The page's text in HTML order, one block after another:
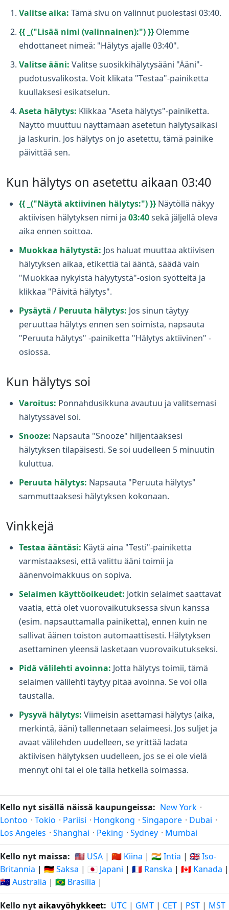
Valitse aika: Tämä sivu on valinnut puolestasi 03:40.
{{ _("Lisää nimi (valinnainen):") }} Olemme
ehdottaneet nimeä: "Hälytys ajalle 03:40".
Valitse ääni: Valitse suosikkihälytysääni "Ääni"-
pudotusvalikosta. Voit klikata "Testaa"-painiketta
kuullaksesi esikatselun.
Aseta hälytys: Klikkaa "Aseta hälytys"-painiketta.
Näyttö muuttuu näyttämään asetetun hälytysaikasi
ja laskurin. Jos hälytys on jo asetettu, tämä painike
päivittää sen.
Kun hälytys on asetettu aikaan 03:40
{{ _("Näytä aktiivinen hälytys:") }} Näytöllä näkyy
aktiivisen hälytyksen nimi ja 03:40sekä jäljellä oleva
aika ennen soittoa.
Muokkaa hälytystä: Jos haluat muuttaa aktiivisen
hälytyksen aikaa, etikettiä tai ääntä, säädä vain
"Muokkaa nykyistä hälyytystä"-osion syötteitä ja
klikkaa "Päivitä hälytys".
Pysäytä / Peruuta hälytys: Jos sinun täytyy
peruuttaa hälytys ennen sen soimista, napsauta
"Peruuta hälytys" -painiketta "Hälytys aktiivinen" -
osiossa.
Kun hälytys soi
Varoitus: Ponnahdusikkuna avautuu ja valitsemasi
hälytyssävel soi.
Snooze: Napsauta "Snooze" hiljentääksesi
hälytyksen tilapäisesti. Se soi uudelleen 5 minuutin
kuluttua.
Peruuta hälytys: Napsauta "Peruuta hälytys"
sammuttaaksesi hälytyksen kokonaan.
Vinkkejä
Testaa ääntäsi: Käytä aina "Testi"-painiketta
varmistaaksesi, että valittu ääni toimii ja
äänenvoimakkuus on sopiva.
Selaimen käyttöoikeudet: Jotkin selaimet saattavat
vaatia, että olet vuorovaikutuksessa sivun kanssa
(esim. napsauttamalla painiketta), ennen kuin ne
sallivat äänen toiston automaattisesti. Hälytyksen
asettaminen yleensä lasketaan vuorovaikutukseksi.
Pidä välilehti avoinna: Jotta hälytys toimii, tämä
selaimen välilehti täytyy pitää avoinna. Se voi olla
taustalla.
Pysyvä hälytys: Viimeisin asettamasi hälytys (aika,
merkintä, ääni) tallennetaan selaimeesi. Jos suljet ja
avaat välilehden uudelleen, se yrittää ladata
aktiivisen hälytyksen uudelleen, jos se ei ole vielä
mennyt ohi tai ei ole tällä hetkellä soimassa.
Kello nyt sisällä näissä kaupungeissa: New York ·
Lontoo · Tokio · Pariisi · Hongkong · Singapore · Dubai ·
Los Angeles · Shanghai · Peking · Sydney · Mumbai
Kello nyt maissa: 🇺🇸 USA | 🇨🇳 Kiina | 🇮🇳 Intia | 🇬🇧 Iso-
Britannia | 🇩🇪 Saksa | 🇯🇵 Japani | 🇫🇷 Ranska | 🇨🇦 Kanada |
🇦🇺 Australia | 🇧🇷 Brasilia |
Kello nytaikavyöhykkeet: UTC | GMT | CET | PST | MST